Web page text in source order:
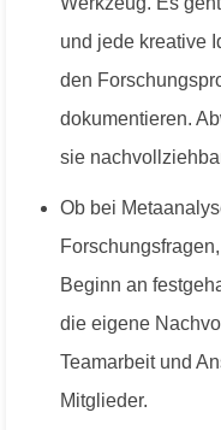
und jede kreative
den
dokumentieren.
sie
Ob bei
Beginn an
die eigene
Teamarbeit und
Mitglieder.